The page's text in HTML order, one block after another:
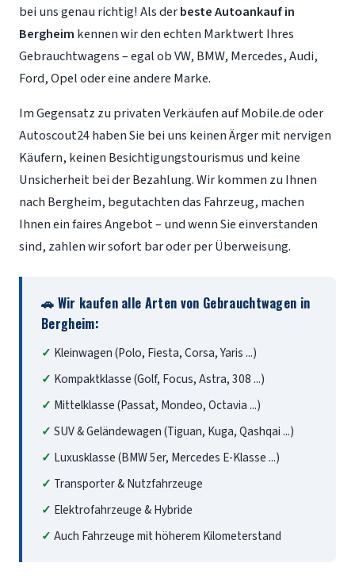
bei uns genau richtig! Als derbeste Autoankauf in
Bergheim kennen wir den echten Marktwert Ihres
Gebrauchtwagens – egal ob VW, BMW, Mercedes, Audi,
Ford, Opel oder eine andere Marke.
Im Gegensatz zu privaten Verkäufen auf Mobile.de oder
Autoscout24 haben Sie bei uns keinen Ärger mit nervigen
Käufern, keinen Besichtigungstourismus und keine
Unsicherheit bei der Bezahlung. Wir kommen zu Ihnen
nach Bergheim, begutachten das Fahrzeug, machen
Ihnen ein faires Angebot – und wenn Sie einverstanden
sind, zahlen wir sofort bar oder per Überweisung.
🚗 Wir kaufen alle Arten von Gebrauchtwagen in
Bergheim:
Kleinwagen (Polo, Fiesta, Corsa, Yaris ...)
Kompaktklasse (Golf, Focus, Astra, 308 ...)
Mittelklasse (Passat, Mondeo, Octavia ...)
SUV & Geländewagen (Tiguan, Kuga, Qashqai ...)
Luxusklasse (BMW 5er, Mercedes E-Klasse ...)
Transporter & Nutzfahrzeuge
Elektrofahrzeuge & Hybride
Auch Fahrzeuge mit höherem Kilometerstand